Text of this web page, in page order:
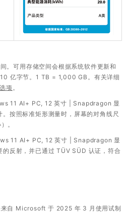
。可用存储空间会根据系统软件更新和
亿字节。1 TB = 1,000 GB。有关详细
项 。
11 AI+ PC, 12 英寸 | Snapdragon 显
按照标准矩形测量时，屏幕的对角线尺
。
11 AI+ PC, 12 英寸 | Snapdragon 显
的反射，并已通过 TÜV SÜD 认证，符合
自 Microsoft 于 2025 年 3 月使用试制